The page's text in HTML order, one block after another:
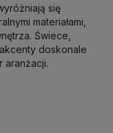
się
materiałami,
Świece,
doskonale
aranżacji.